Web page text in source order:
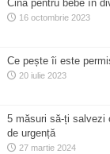
Cina pentru bebe în
16 octombrie 2023
Ce pește îi este
20 iulie 2023
5 măsuri să-ți salvezi
de urgență
27 martie 2024